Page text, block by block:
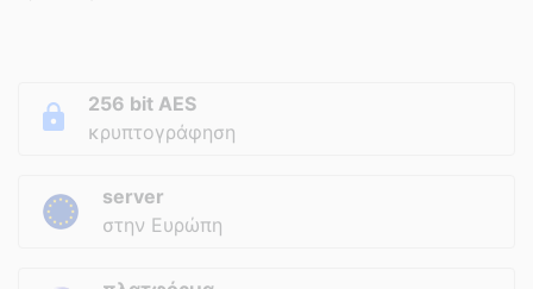
256 bit AES
κρυπτογράφηση
server
στην Ευρώπη